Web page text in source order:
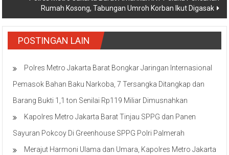
Rumah Kosong, Tabungan Umroh Korban Ikut Digasak
POSTINGAN LAIN
Polres Metro Jakarta Barat Bongkar Jaringan Internasional
Pemasok Bahan Baku Narkoba, 7 Tersangka Ditangkap dan
Barang Bukti 1,1 ton Senilai Rp119 Miliar Dimusnahkan
Kapolres Metro Jakarta Barat Tinjau SPPG dan Panen
Sayuran Pokcoy Di Greenhouse SPPG Polri Palmerah
Merajut Harmoni Ulama dan Umara, Kapolres Metro Jakarta